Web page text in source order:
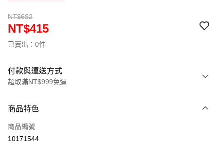
NT$692
NT$415
已賣出：0件
付款與運送方式
超取滿NT$999免運
信用卡一次付款
信用卡分期付款
商品特色
商品編號
10171544